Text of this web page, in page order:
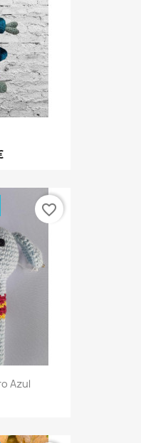
Azul
favorite_border